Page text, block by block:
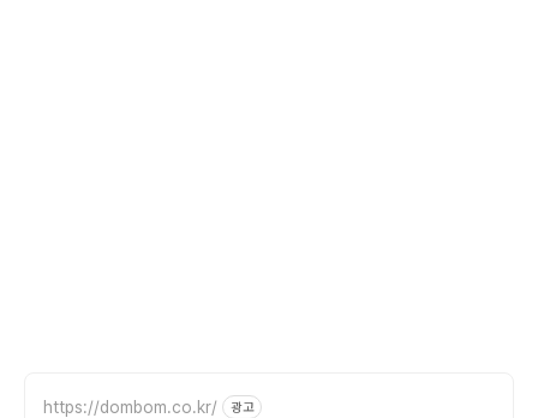
https://dombom.co.kr/ 광고